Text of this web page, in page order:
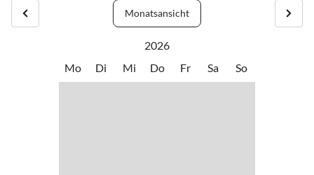
Monatsansicht
2026
Mo
Di Mi Do Fr Sa So